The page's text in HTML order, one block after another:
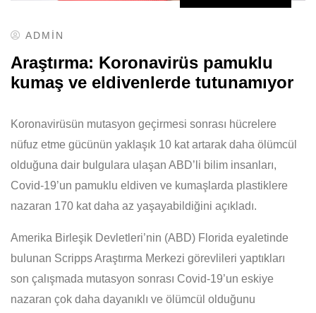
ADMIN
Araştırma: Koronavirüs pamuklu
kumaş ve eldivenlerde tutunamıyor
Koronavirüsün mutasyon geçirmesi sonrası hücrelere
nüfuz etme gücünün yaklaşık 10 kat artarak daha ölümcül
olduğuna dair bulgulara ulaşan ABD’li bilim insanları,
Covid-19’un pamuklu eldiven ve kumaşlarda plastiklere
nazaran 170 kat daha az yaşayabildiğini açıkladı.
Amerika Birleşik Devletleri’nin (ABD) Florida eyaletinde
bulunan Scripps Araştırma Merkezi görevlileri yaptıkları
son çalışmada mutasyon sonrası Covid-19’un eskiye
nazaran çok daha dayanıklı ve ölümcül olduğunu